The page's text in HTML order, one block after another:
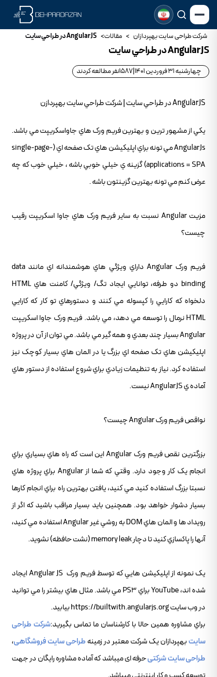
شرکت طراحی سایت بهپردازان > مقالات> AngularJS در طراحي سايت
AngularJS در طراحي سايت
چهارشنبه 31 فروردین 1401 1587نفر مطالعه کردند
AngularJS در طراحي سايت | شرکت طراحي سايت بهپردازن
يکي از مشهور ترين و بهترين فريم ورک هاي جاواسکريپت مي باشد.
AngularJs مي تونه براي اپليکيشن هاي تک صفحه اي (single-page-
applications = SPA) گزينه ي خيلي خوبي باشه ، خيلي خوب که چه
عرض کنم مي تونه بهترين گزينتون باشه .
مزيت Angular نسبت به ساير فريم ورک هاي جاوا اسکريپت رقيب
چيست؟
فريم ورک Angular داراي ويژگي هاي هوشمندانه اي مانند data
binding دو طرفه، توانايي ايجاد تگ/ ويژگي/ کامنت هاي HTML
دلخواه که کارايي را کپسوله مي کنند و دستورهاي تو کار که کارايي
HTML نرمال را توسعه مي دهد، مي باشد. فريم ورک جاوا اسکريپت
Angular بسيار چند بعدي و همه گير مي باشد. مي توان از آن در پروژه
اپليکيشن هاي تک صفحه اي بزرگ يا در المان هاي بسيار کوچک نيز
استفاده کرد. نياز به تنظيمات زيادي براي شروع استفاده از دستور هاي
آماده ي AngularJS نيست.
نواقص فريم ورک Angular چيست؟
بزرگترين نقص فريم ورک Angular اين است که راه هاي بسياري براي
انجام يک کار وجود دارد. وقتي که شما از Angular براي پروژه هاي
نسبتا بزرگ استفاده کنيد مي کنيد، يافتن بهترين راه براي انجام کارها
بسيار دشوار خواهد بود. همچنين بايد بسيار مراقب باشيد که اگر از
رويداد ها و المان هاي DOM به روشي غير Angular استفاده مي کنيد،
آنها را پاکسازي کنيد تا دچار memory leak (نشت حافظه) نشويد.
يک نمونه از اپليکيشن هايي که توسط فريم ورک Angular JS ايجاد
شده اند، YouTube براي PS3 مي باشد. مثال هاي بيشتر را مي توانيد
در وب سايت https://builtwith.angularjs.org بيابيد.
براي مشاوره همين حالا با کارشناسان ما تماس بگيريد:شرکت طراحی
سایت بهپردازان یک شرکت معتبر در زمینه طراحی سایت فروشگاهی،
طراحی سایت شرکتیحرفه ای میباشد که آماده مشاوره رایگان در جهت